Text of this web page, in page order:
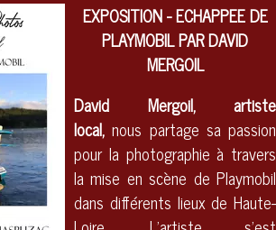
EXPOSITION - ECHAPPEE DE
PLAYMOBIL PAR DAVID
MERGOIL
David Mergoil, artiste
local,nous partage sa passion
pour la photographie à travers
la mise en scène de Playmobil
dans différents lieux de Haute-